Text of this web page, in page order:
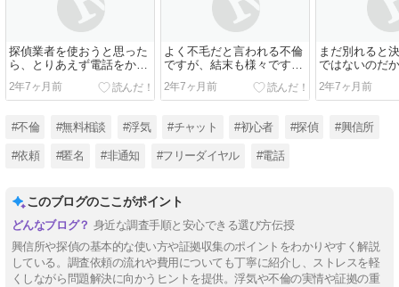
探偵業者を使おうと思った
ら、とりあえず電話をかけ
ます。心配なら非表示でか
けるのもOKで
2年7ヶ月前
よく不毛だと言われる不倫
ですが、結末も様々です。
配偶者や職場に浮気がバレ
た挙句、離婚され
2年7ヶ月前
まだ別れると
ではないのだ
を雇うすれば
せ
2年7ヶ月前
#不倫 #無料相談 #浮気 #チャット #初心者 #探偵 #興信所
#依頼 #匿名 #非通知 #フリーダイヤル #電話
このブログのここがポイント
身近な調査手順と安心できる選び方伝授
興信所や探偵の基本的な使い方や証拠収集のポイントをわかりやすく解説
している。調査依頼の流れや費用についても丁寧に紹介し、ストレスを軽
くしながら問題解決に向かうヒントを提供。浮気や不倫の実情や証拠の重